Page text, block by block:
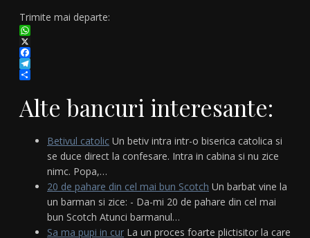
Trimite mai departe:
WhatsApp
X
Facebook
Telegram
Alte bancuri interesante:
Betivul catolic Un betiv intra intr-o biserica catolica si
se duce direct la confesare. Intra in cabina si nu zice
nimc. Popa,…
20 de pahare din cel mai bun Scotch Un barbat vine la
un barman si zice: - Da-mi 20 de pahare din cel mai
bun Scotch Atunci barmanul…
Sa ma pupi in cur La un proces foarte plictisitor la care